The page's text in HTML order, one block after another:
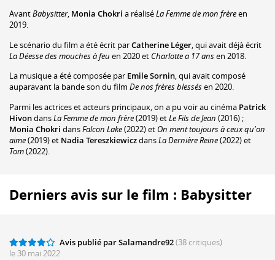
AvantBabysitter, Monia Chokri a réaliséLa Femme de mon frèreen
2019.
Le scénario du film a été écrit parCatherine Léger, qui avait déjà écrit
La Déesse des mouches à feu en 2020 et Charlotte a 17 ansen 2018.
La musique a été composée par Emile Sornin, qui avait composé
auparavant la bande son du film De nos frères blessésen 2020.
Parmi les actrices et acteurs principaux, on a pu voir au cinéma Patrick
HivondansLa Femme de mon frère(2019) etLe Fils de Jean (2016) ;
Monia Chokri dansFalcon Lake(2022) et On ment toujours à ceux qu'on
aime(2019) et Nadia TereszkiewiczdansLa Dernière Reine(2022) et
Tom(2022).
Derniers avis sur le film : Babysitter
Avis publié par Salamandre92(38 critiques)
le 30 mai 2022